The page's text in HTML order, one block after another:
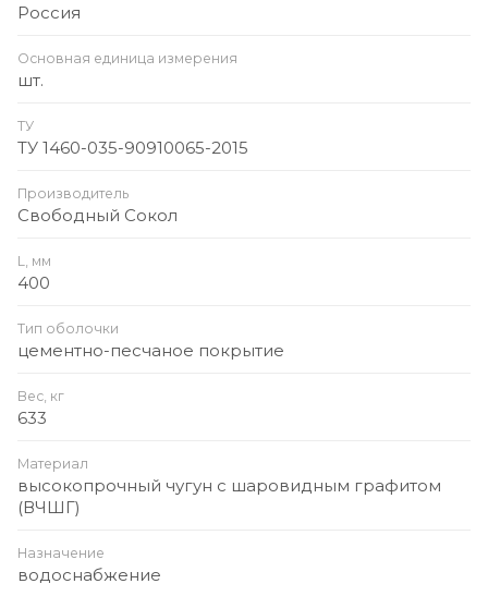
Россия
Основная единица измерения
шт.
ТУ
ТУ 1460-035-90910065-2015
Производитель
Свободный Сокол
L, мм
400
Тип оболочки
цементно-песчаное покрытие
Вес, кг
633
Материал
высокопрочный чугун с шаровидным графитом
(ВЧШГ)
Назначение
водоснабжение